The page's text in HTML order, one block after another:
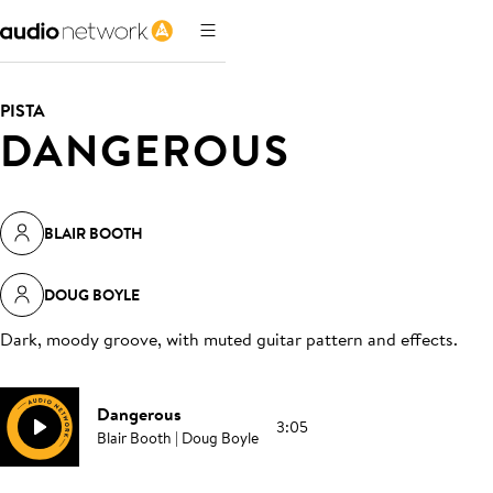
PISTA
DANGEROUS
BLAIR BOOTH
DOUG BOYLE
Dark, moody groove, with muted guitar pattern and effects.
Dangerous
Blair Booth | Doug Boyle 3:05